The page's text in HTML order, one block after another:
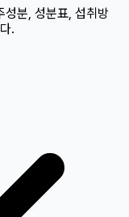
성분, 성분표, 섭취방
.